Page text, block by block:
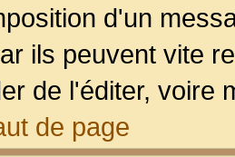
d'un
ils peuvent vite
de l'éditer, voire
de page